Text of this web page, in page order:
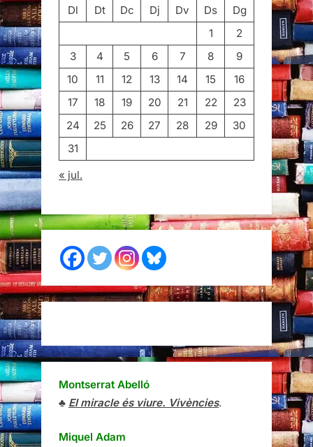
Dl
Dt Dc Dj Dv Ds
Dg
1
2
3
4 5 6 7 8
9
10
11 12 13 14 15
16
17
18 19 20 21 22
23
24
25 26 27 28 29
30
31
« jul.
Montserrat Abelló
♣ El miracle és viure. Vivències.
Miquel Adam